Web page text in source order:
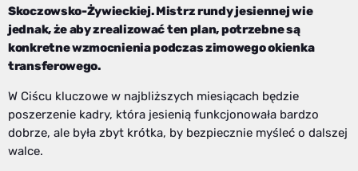
Skoczowsko-Żywieckiej. Mistrz rundy jesiennej wie
jednak, że aby zrealizować ten plan, potrzebne są
konkretne wzmocnienia podczas zimowego okienka
transferowego.
W Ciścu kluczowe w najbliższych miesiącach będzie
poszerzenie kadry, która jesienią funkcjonowała bardzo
dobrze, ale była zbyt krótka, by bezpiecznie myśleć o dalszej
walce.